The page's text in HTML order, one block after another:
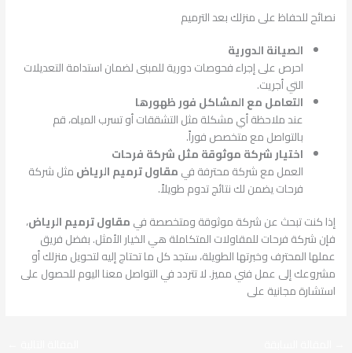
نصائح للحفاظ على منزلك بعد الترميم
الصيانة الدورية
احرص على إجراء فحوصات دورية للمبنى لضمان استدامة التعديلات
التي أجريت.
التعامل مع المشاكل فور ظهورها
عند ملاحظة أي مشكلة مثل التشققات أو تسرب المياه، قم
بالتواصل مع متخصص فوراً.
اختيار شركة موثوقة مثل شركة فرحات
العمل مع شركة محترفة فيمقاول ترميم الرياضمثل شركة
فرحات يضمن لك نتائج تدوم طويلاً.
إذا كنت تبحث عن شركة موثوقة ومتخصصة فيمقاول ترميم الرياض،
فإن شركة فرحات للمقاولات المتكاملة هي الخيار الأمثل. بفضل فريق
عملها المحترف وخبرتها الطويلة، ستجد كل ما تحتاج إليه لتحويل منزلك أو
مشروعك إلى عمل فني مميز. لا تتردد في التواصل معنا اليوم للحصول على
استشارة مجانية على